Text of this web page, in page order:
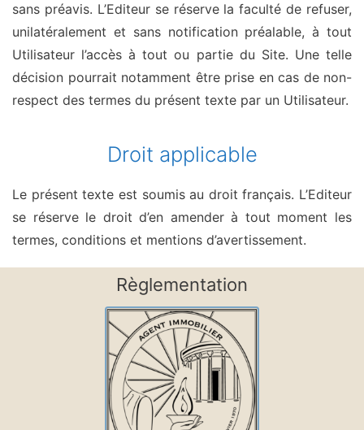
sans préavis. L’Editeur se réserve la faculté de refuser,
unilatéralement et sans notification préalable, à tout
Utilisateur l’accès à tout ou partie du Site. Une telle
décision pourrait notamment être prise en cas de non-
respect des termes du présent texte par un Utilisateur.
Droit applicable
Le présent texte est soumis au droit français. L’Editeur
se réserve le droit d’en amender à tout moment les
termes, conditions et mentions d’avertissement.
Règlementation